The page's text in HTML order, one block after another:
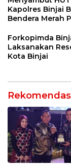
Kapolres Binjai
Bendera Merah
Forkopimda
Laksanakan
Kota Binjai